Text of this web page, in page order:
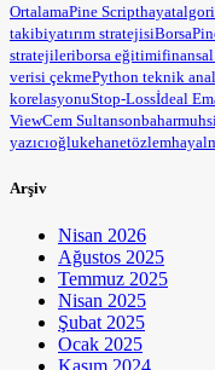
OrtalamaPine Scripthayat
takibiyatırım stratejisiBorsaPin
stratejileriborsa eğitimi
verisi çekmePython teknik
korelasyonuStop-Lossİdeal
ViewCem Sultansonbahar
yazıcıoğlukehanetözlemhayal
Arşiv
Nisan 2026
Ağustos 2025
Temmuz 2025
Nisan 2025
Şubat 2025
Ocak 2025
Kasım 2024